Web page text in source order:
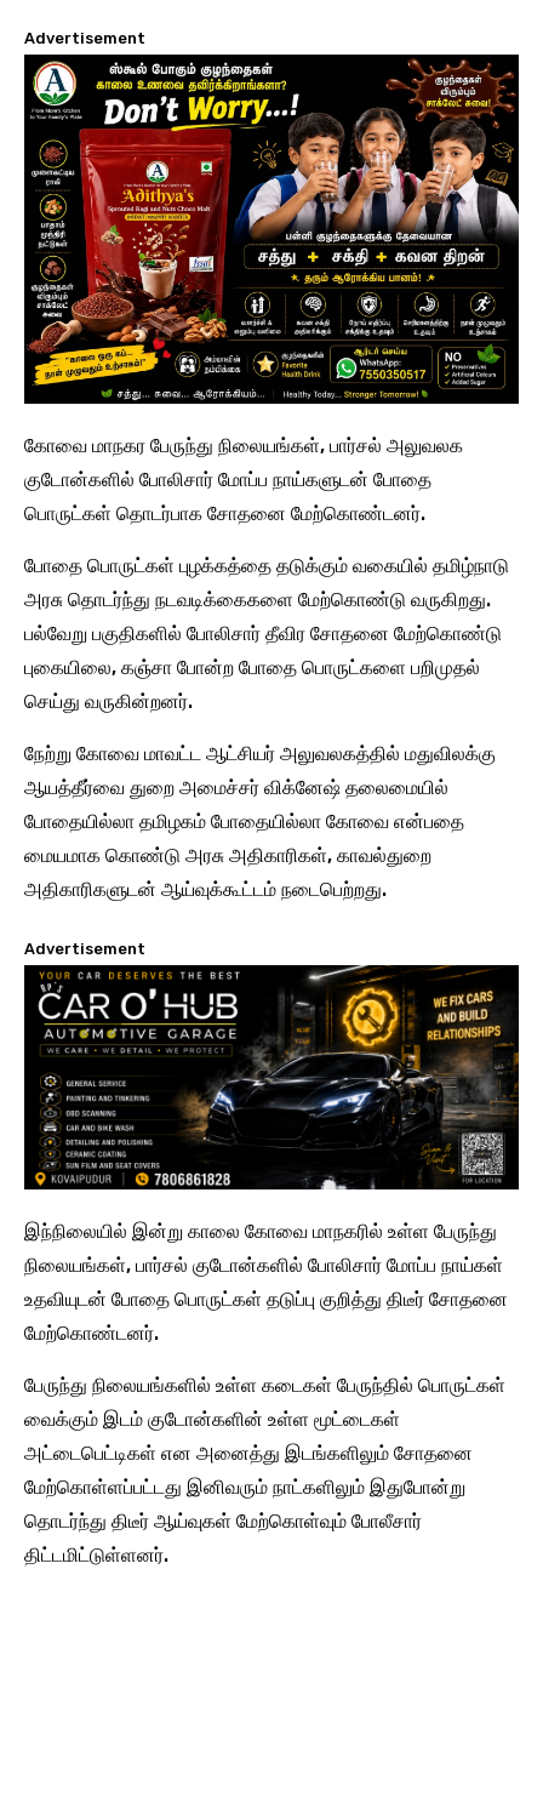
Advertisement
கோவை மாநகர பேருந்து நிலையங்கள், பார்சல் அலுவலக
குடோன்களில் போலிசார் மோப்ப நாய்களுடன் போதை
பொருட்கள் தொடர்பாக சோதனை மேற்கொண்டனர்.
போதை பொருட்கள் புழக்கத்தை தடுக்கும் வகையில் தமிழ்நாடு
அரசு தொடர்ந்து நடவடிக்கைகளை மேற்கொண்டு வருகிறது.
பல்வேறு பகுதிகளில் போலிசார் தீவிர சோதனை மேற்கொண்டு
புகையிலை, கஞ்சா போன்ற போதை பொருட்களை பறிமுதல்
செய்து வருகின்றனர்.
நேற்று கோவை மாவட்ட ஆட்சியர் அலுவலகத்தில் மதுவிலக்கு
ஆயத்தீர்வை துறை அமைச்சர் விக்னேஷ் தலைமையில்
போதையில்லா தமிழகம் போதையில்லா கோவை என்பதை
மையமாக கொண்டு அரசு அதிகாரிகள், காவல்துறை
அதிகாரிகளுடன் ஆய்வுக்கூட்டம் நடைபெற்றது.
Advertisement
இந்நிலையில் இன்று காலை கோவை மாநகரில் உள்ள பேருந்து
நிலையங்கள், பார்சல் குடோன்களில் போலிசார் மோப்ப நாய்கள்
உதவியுடன் போதை பொருட்கள் தடுப்பு குறித்து திடீர் சோதனை
மேற்கொண்டனர்.
பேருந்து நிலையங்களில் உள்ள கடைகள் பேருந்தில் பொருட்கள்
வைக்கும் இடம் குடோன்களின் உள்ள மூட்டைகள்
அட்டைபெட்டிகள் என அனைத்து இடங்களிலும் சோதனை
மேற்கொள்ளப்பட்டது இனிவரும் நாட்களிலும் இதுபோன்று
தொடர்ந்து திடீர் ஆய்வுகள் மேற்கொள்வும் போலீசார்
திட்டமிட்டுள்ளனர்.